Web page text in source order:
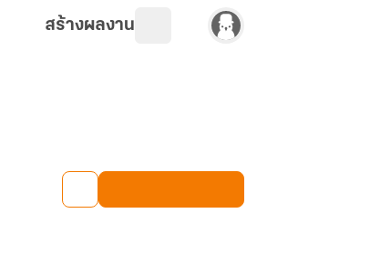
สร้างผลงาน